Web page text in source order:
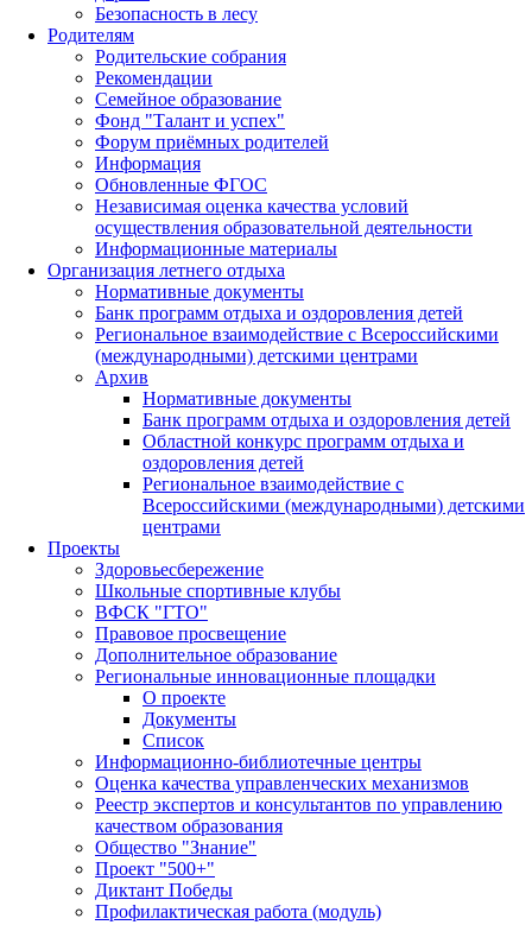
Безопасность в лесу
Родителям
Родительские собрания
Рекомендации
Семейное образование
Фонд "Талант и успех"
Форум приёмных родителей
Информация
Обновленные ФГОС
Независимая оценка качества условий
осуществления образовательной деятельности
Информационные материалы
Организация летнего отдыха
Нормативные документы
Банк программ отдыха и оздоровления детей
Региональное взаимодействие с Всероссийскими
(международными) детскими центрами
Архив
Нормативные документы
Банк программ отдыха и оздоровления детей
Областной конкурс программ отдыха и
оздоровления детей
Региональное взаимодействие с
Всероссийскими (международными) детскими
центрами
Проекты
Здоровьесбережение
Школьные спортивные клубы
ВФСК "ГТО"
Правовое просвещение
Дополнительное образование
Региональные инновационные площадки
О проекте
Документы
Список
Информационно-библиотечные центры
Оценка качества управленческих механизмов
Реестр экспертов и консультантов по управлению
качеством образования
Общество "Знание"
Проект "500+"
Диктант Победы
Профилактическая работа (модуль)